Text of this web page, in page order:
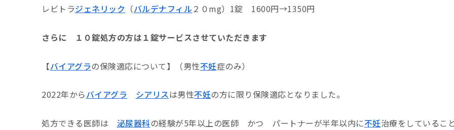
レビトラジェネリック （バルデナフィル２０mg）1錠 1600円→1350円
さらに １０錠処方の方は１錠サービスさせていただきます
【バイアグラの保険適応について】（男性不妊症のみ）
2022年からバイアグラ シアリスは男性不妊の方に限り保険適応となりました。
処方できる医師は 泌尿器科の経験が5年以上の医師 かつ パートナーが半年以内に不妊治療をしているこ